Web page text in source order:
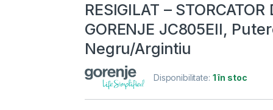
RESIGILAT –
GORENJE JC805EII,
Negru/Argintiu
Disponibilitate: 1 în stoc